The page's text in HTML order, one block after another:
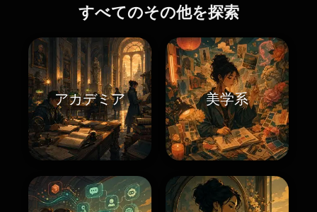
すべてのその他を探索
アカデミア 美学系